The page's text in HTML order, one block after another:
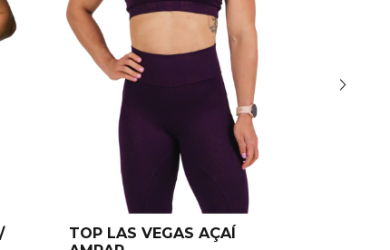
TOP LAS VEGAS AÇAÍ